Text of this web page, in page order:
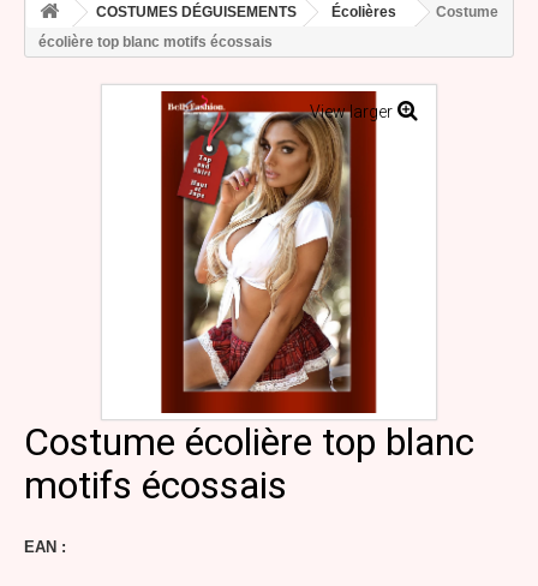
COSTUMES DÉGUISEMENTS Écolières
Costume
écolière top blanc motifs écossais
View larger
Costume écolière top blanc
motifs écossais
EAN :